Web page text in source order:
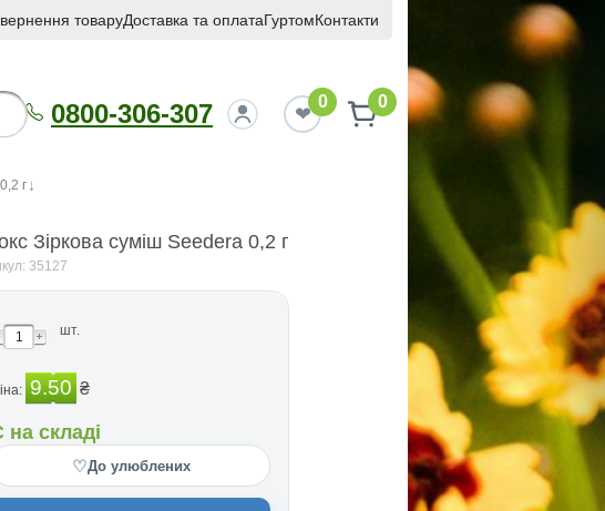
товаруДоставка та оплатаГуртомКонтакти
0800-306-307 0 0
г
Зіркова суміш Seedera 0,2 г
35127
шт.
9.50 ₴
на складі
♡До улюблених